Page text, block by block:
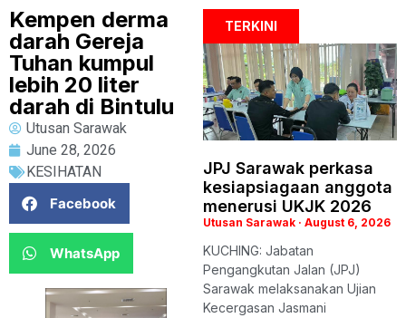
Kempen derma
darah Gereja
Tuhan kumpul
lebih 20 liter
darah di Bintulu
Utusan Sarawak
June 28, 2026
KESIHATAN
Facebook
WhatsApp
TERKINI
JPJ Sarawak perkasa
kesiapsiagaan anggota
menerusi UKJK 2026
Utusan Sarawak August 6, 2026
KUCHING: Jabatan
Pengangkutan Jalan (JPJ)
Sarawak melaksanakan Ujian
Kecergasan Jasmani